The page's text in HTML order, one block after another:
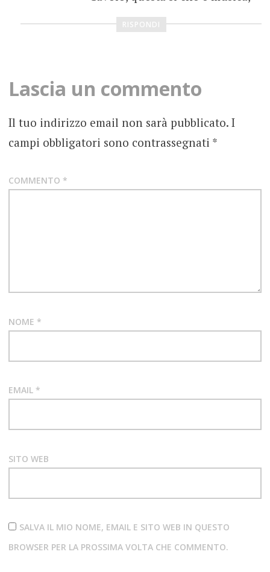
RISPONDI
Lascia un commento
Il tuo indirizzo email non sarà pubblicato. I
campi obbligatori sono contrassegnati *
COMMENTO *
NOME *
EMAIL *
SITO WEB
SALVA IL MIO NOME, EMAIL E SITO WEB IN QUESTO
BROWSER PER LA PROSSIMA VOLTA CHE COMMENTO.